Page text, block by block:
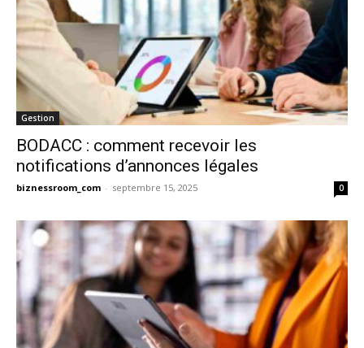
Gestion
BODACC : comment recevoir les
notifications d’annonces légales
biznessroom_com - septembre 15, 2025 0